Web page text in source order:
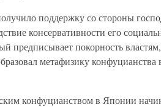
поддержку со стороны
консервативности его
предписывает покорность
метафизику конфуцианства
конфуцианством в Японии